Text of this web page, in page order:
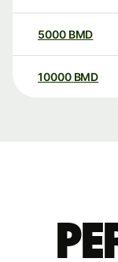
5000 BMD
10000 BMD